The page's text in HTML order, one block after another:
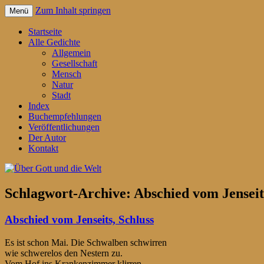
Über Gott und die Welt
Menü Zum Inhalt springen
Startseite
Alle Gedichte
Allgemein
Gesellschaft
Mensch
Natur
Stadt
Index
Buchempfehlungen
Veröffentlichungen
Der Autor
Kontakt
Schlagwort-Archive: Abschied vom
Abschied vom Jenseits, Schluss
Es ist schon Mai. Die Schwalben schwirren
wie schwerelos den Nestern zu.